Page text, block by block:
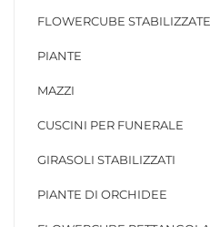
FLOWERCUBE STABILIZZATE
PIANTE
MAZZI
CUSCINI PER FUNERALE
GIRASOLI STABILIZZATI
PIANTE DI ORCHIDEE